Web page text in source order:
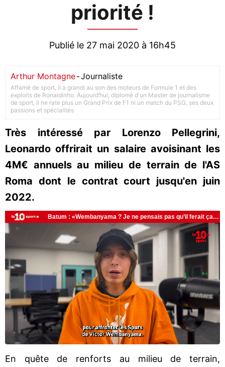
priorité !
Publié le 27 mai 2020 à 16h45
Arthur Montagne-Journaliste
Affamé de sport, il a grandi au son des moteurs de Formule 1 et des
exploits de Ronaldinho. Aujourd’hui, diplomé d'un Master de journalisme
de sport, il ne rate plus un Grand Prix de F1 ni un match du PSG, ses deux
passions et spécialités
Très intéressé par Lorenzo Pellegrini,
Leonardo offrirait un salaire avoisinant les
4M€ annuels au milieu de terrain de l'AS
Roma dont le contrat court jusqu'en juin
2022.
En quête de renforts au milieu de terrain,